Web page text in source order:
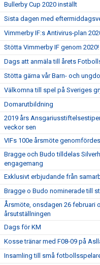
Bullerby Cup 2020 inställt
Sista dagen med
Vimmerby IF:s Antivirus-plan
Stötta Vimmerby IF genom 2020!
Dags att anmäla till årets
Stötta gärna vår Barn- och
Välkomna till spel på Sveriges
Domarutbildning
2019 års
veckor sen
VIFs 100e årsmöte genomfördes
Bragge och Budo tilldelas
engagemang
Exklusivt erbjudande från
Bragge o Budo nominerade till
Årsmöte, onsdagen 26 februari
årsutställningen
Dags för KM
Kosse tränar med F08-09 på
Insamling till små